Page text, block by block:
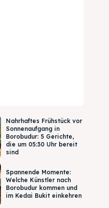
Nahrhaftes Frühstück vor
Sonnenaufgang in
Borobudur: 5 Gerichte,
die um 05:30 Uhr bereit
sind
Spannende Momente:
Welche Künstler nach
Borobudur kommen und
im Kedai Bukit einkehren